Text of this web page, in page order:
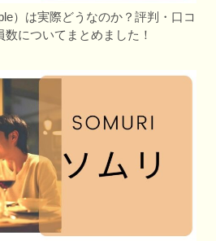
）は実際どうなのか？評判・口コ
についてまとめました！